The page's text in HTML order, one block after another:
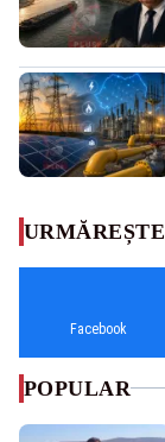
Facebook
POPULAR